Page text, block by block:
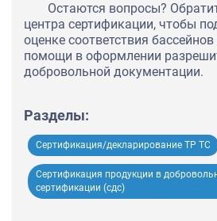
Остаются вопросы?
центра сертификации, чтобы
оценке соответствия
помощи в оформлении
добровольной документации.
Разделы:
Сертификация/декларирование ТР ТС
Сертификация продукции в
сертификации (сдс)